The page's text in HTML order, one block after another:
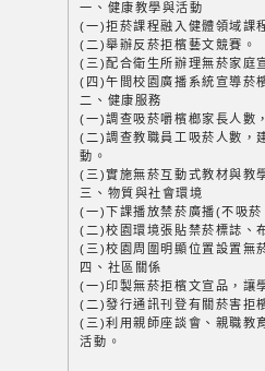
一、健康教學與活動
(一)拒菸課程融入健體領域課
(二)舉辦反菸拒檳藝文競賽。
(三)配合衛生所辦理無菸家庭
(四)午間校園廣播系統宣導菸
二、健康服務
(一)調查吸菸嚼檳榔家長人數
(二)調查教職員工吸菸人數，
動。
(三)實施無菸互動式教材與教
三、物質與社會環境
(一)下課播放禁菸廣播(不吸
(二)校園環境張貼禁菸標誌、
(三)校園周圍明顯位置設置無
四、社區關係
(一)印製無菸拒檳文宣品，讓
(二)發行通訊刊登有關菸害拒
(三)利用親師座談會、親職教
活動。